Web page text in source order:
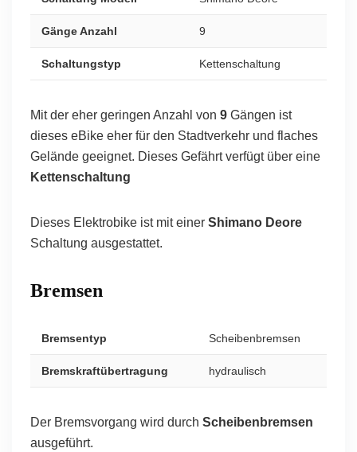
Gänge Anzahl 9
Schaltungstyp Kettenschaltung
Mit der eher geringen Anzahl von 9Gängen ist
dieses eBike eher für den Stadtverkehr und flaches
Gelände geeignet. Dieses Gefährt verfügt über eine
Kettenschaltung
Dieses Elektrobike ist mit einer Shimano Deore
Schaltung ausgestattet.
Bremsen
Bremsentyp Scheibenbremsen
Bremskraftübertragung hydraulisch
Der Bremsvorgang wird durch Scheibenbremsen
ausgeführt.